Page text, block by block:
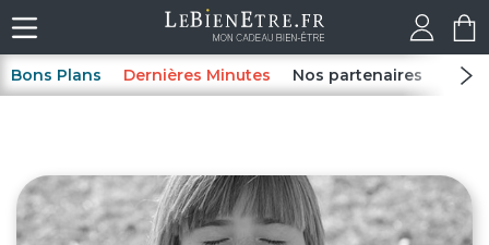
Bons Plans Dernières Minutes Nos partenaires Spas